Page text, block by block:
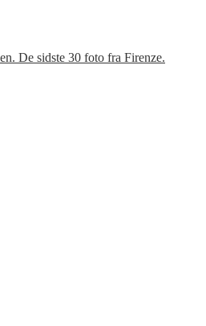
De sidste 30 foto fra Firenze.